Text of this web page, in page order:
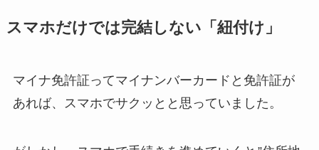
スマホだけでは完結しない「紐付け」
マイナ免許証ってマイナンバーカードと免許証が
あれば、スマホでサクッとと思っていました。